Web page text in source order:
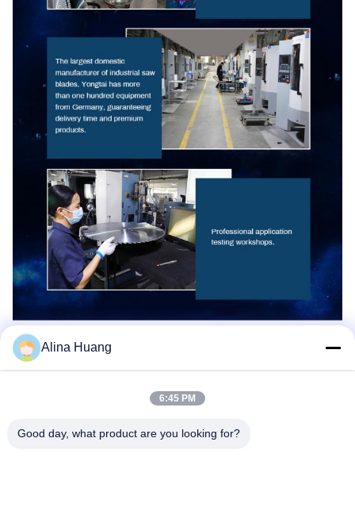
Specification
Product Name PCD saw blades
Advantage High life span
Alina Huang
6:45 PM
Good day, what product are you looking for?